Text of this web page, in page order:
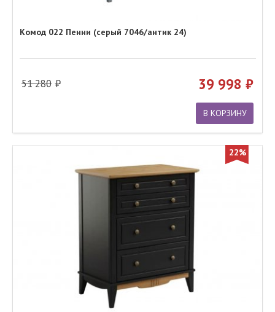
Комод 022 Пенни (серый 7046/антик 24)
51 280 39 998
В КОРЗИНУ
22%